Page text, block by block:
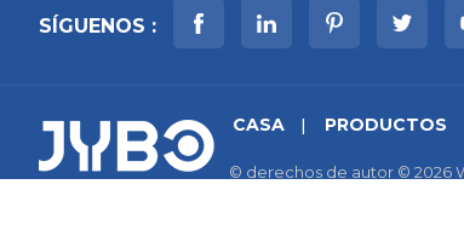
SÍGUENOS :
CASA PRODUCTOS
© derechos de autor © 2026